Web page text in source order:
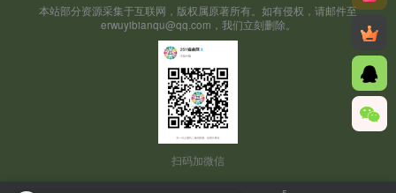
本站部分资源采集于互联网，版权属原著所有。如有侵权，请邮件至
erwuyibianqu@qq.com，我们立刻删除。
扫码加微信